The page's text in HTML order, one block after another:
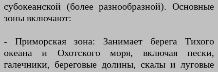
субокеанской (более разнообразной). Основные
зоны включают:
- Приморская зона: Занимает берега Тихого
океана и Охотского моря, включая пески,
галечники, береговые долины, скалы и луговые